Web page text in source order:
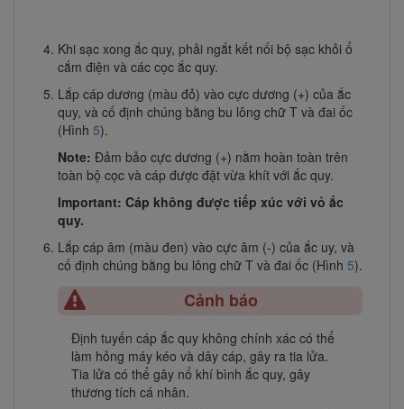
Khi sạc xong ắc quy, phải ngắt kết nối bộ sạc khỏi ổ
cắm điện và các cọc ắc quy.
Lắp cáp dương (màu đỏ) vào cực dương (+) của ắc
quy, và cố định chúng bằng bu lông chữ T và đai ốc
(Hình 5).
Note: Đảm bảo cực dương (+) nằm hoàn toàn trên
toàn bộ cọc và cáp được đặt vừa khít với ắc quy.
Important: Cáp không được tiếp xúc với vỏ ắc
quy.
Lắp cáp âm (màu đen) vào cực âm (-) của ắc uy, và
cố định chúng bằng bu lông chữ T và đai ốc (Hình 5).
Cảnh báo
Định tuyến cáp ắc quy không chính xác có thể
làm hỏng máy kéo và dây cáp, gây ra tia lửa.
Tia lửa có thể gây nổ khí bình ắc quy, gây
thương tích cá nhân.